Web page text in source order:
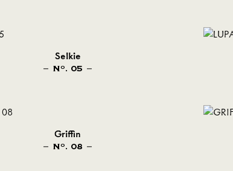
Selkie
NO . 05
Griffin
NO . 08